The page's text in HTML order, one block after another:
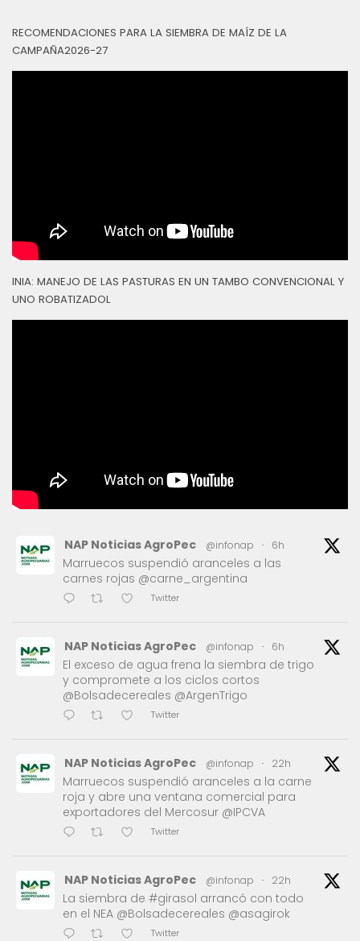
RECOMENDACIONES PARA LA SIEMBRA DE MAÍZ DE LA
CAMPAÑA2026-27
INIA: MANEJO DE LAS PASTURAS EN UN TAMBO CONVENCIONAL Y
UNO ROBATIZADOL
NAP Noticias AgroPec @infonap · 6h
Marruecos suspendió aranceles a las
carnes rojas @carne_argentina
Twitter
NAP Noticias AgroPec @infonap · 6h
El exceso de agua frena la siembra de trigo
y compromete a los ciclos cortos
@Bolsadecereales @ArgenTrigo
Twitter
NAP Noticias AgroPec @infonap · 22h
Marruecos suspendió aranceles a la carne
roja y abre una ventana comercial para
exportadores del Mercosur @IPCVA
Twitter
NAP Noticias AgroPec @infonap · 22h
La siembra de #girasol arrancó con todo
en el NEA @Bolsadecereales @asagirok
Twitter